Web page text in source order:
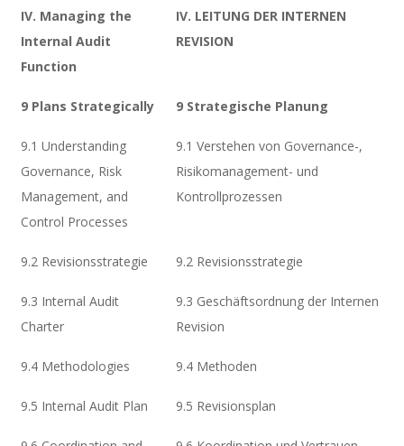
IV. Managing the
Internal Audit
Function
IV. LEITUNG DER INTERNEN
REVISION
9 Plans Strategically 9 Strategische Planung
9.1 Understanding
Governance, Risk
Management, and
Control Processes
9.1 Verstehen von Governance-,
Risikomanagement- und
Kontrollprozessen
9.2 Revisionsstrategie 9.2 Revisionsstrategie
9.3 Internal Audit
Charter
9.3 Geschäftsordnung der Internen
Revision
9.4 Methodologies 9.4 Methoden
9.5 Internal Audit Plan 9.5 Revisionsplan